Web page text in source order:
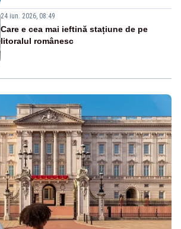
24 iun. 2026, 08:49
Care e cea mai ieftină stațiune de pe
litoralul românesc